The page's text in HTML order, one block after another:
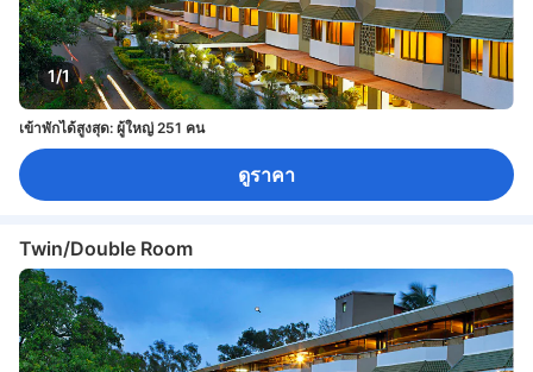
1/1
เข้าพักได้สูงสุด: ผู้ใหญ่ 251 คน
ดูราคา
Twin/Double Room